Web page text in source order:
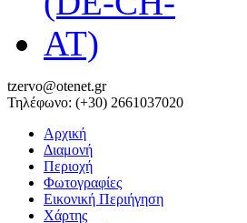
tzervo@otenet.gr
Τηλέφωνο: (+30) 2661037020
Αρχική
Διαμονή
Περιοχή
Φωτογραφίες
Εικονική Περιήγηση
Χάρτης